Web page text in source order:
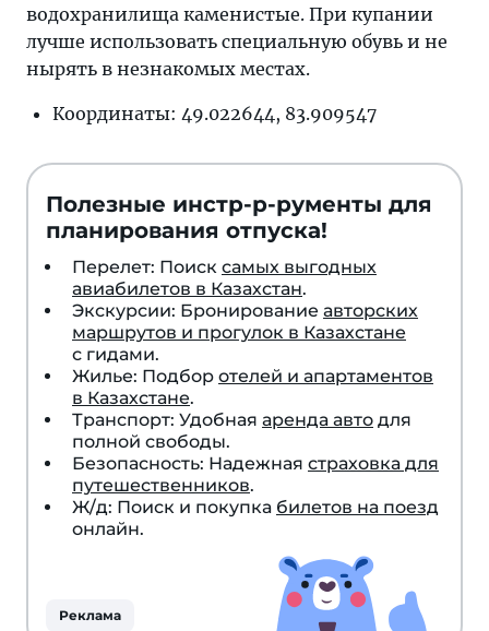
водохранилища каменистые. При купании
лучше использовать специальную обувь и не
нырять в незнакомых местах.
Координаты: 49.022644, 83.909547
Полезные инстр-р-рументы для
планирования отпуска!
Перелет: Поиск самых выгодных
авиабилетов в Казахстан.
Экскурсии: Бронирование авторских
маршрутов и прогулок в Казахстане
с гидами.
Жилье: Подбор отелей и апартаментов
в Казахстане.
Транспорт: Удобная аренда авто для
полной свободы.
Безопасность: Надежная страховка для
путешественников.
Ж/д: Поиск и покупка билетов на поезд
онлайн.
Реклама